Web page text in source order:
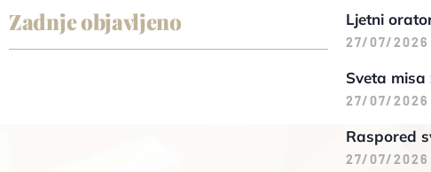
Zadnje objavljeno Ljetni
27/07/2026
Sveta misa
27/07/2026
Raspored
27/07/2026